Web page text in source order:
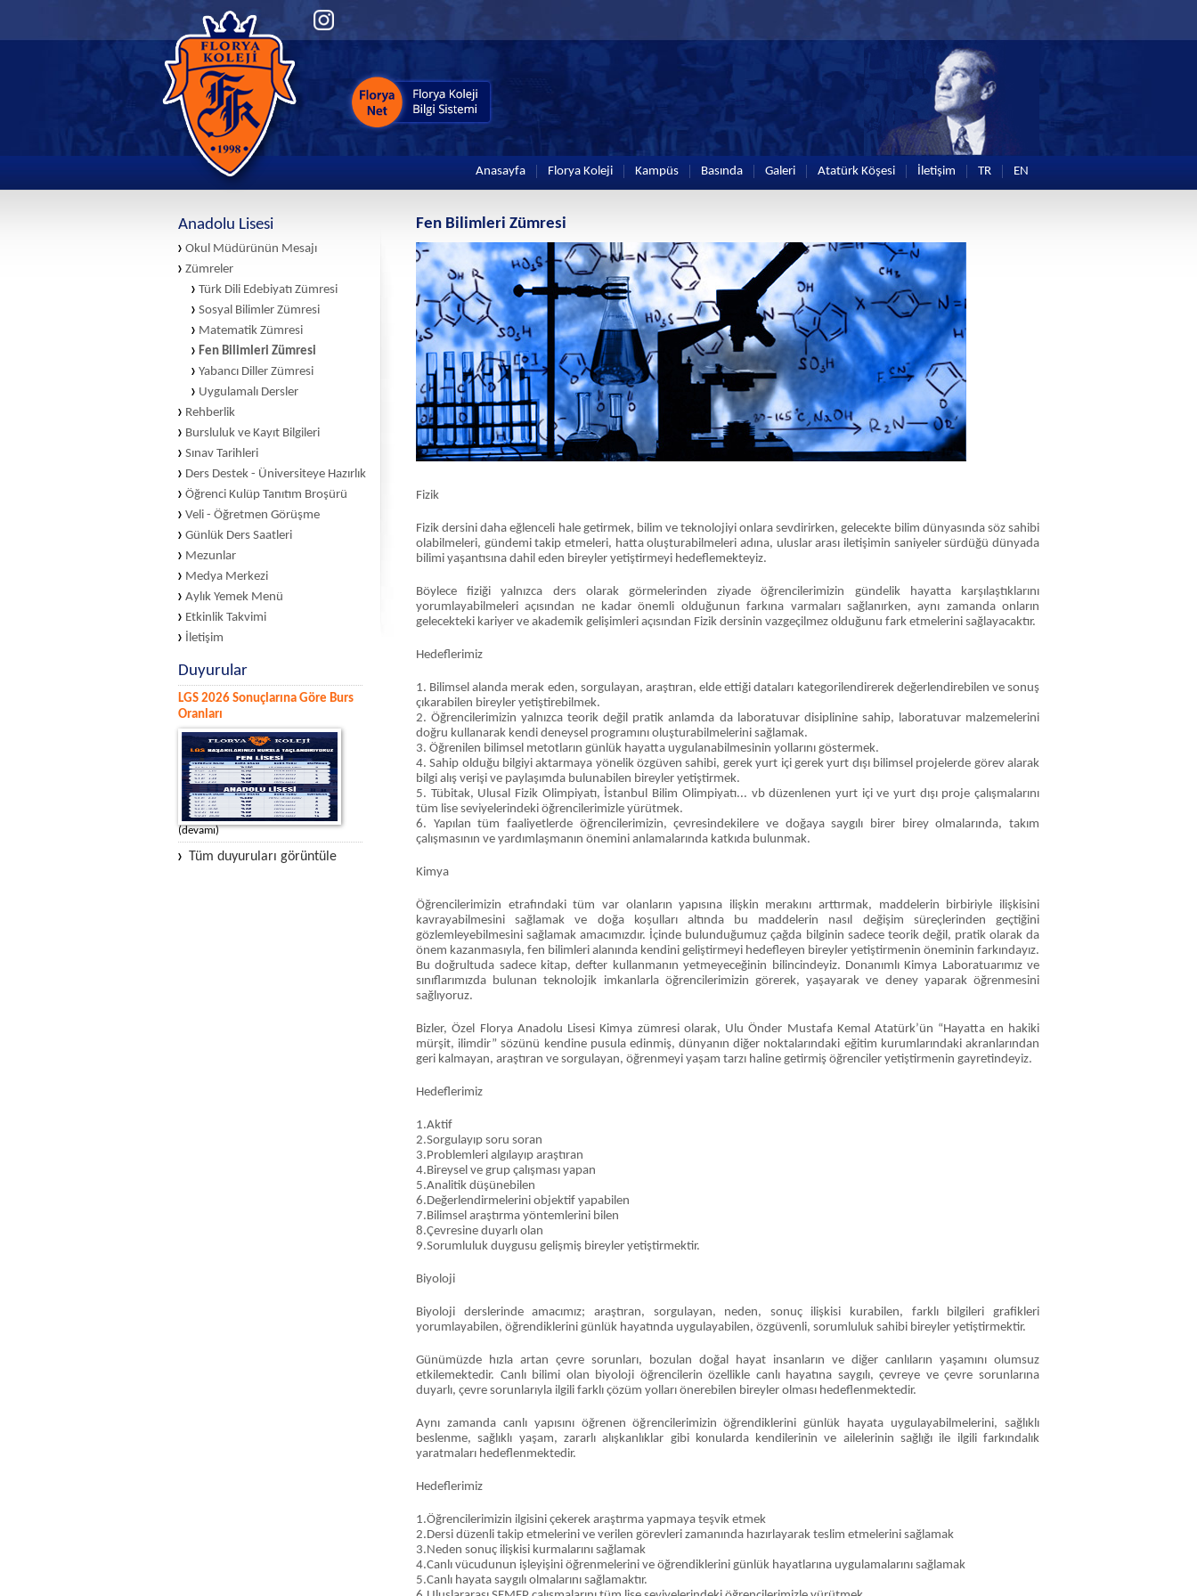
Anasayfa Florya Koleji Kampüs Basında Galeri Atatürk Köşesi İletişim TR EN
Anadolu Lisesi
Okul Müdürünün Mesajı
Zümreler
Türk Dili Edebiyatı Zümresi
Sosyal Bilimler Zümresi
Matematik Zümresi
Fen Bilimleri Zümresi
Yabancı Diller Zümresi
Uygulamalı Dersler
Rehberlik
Bursluluk ve Kayıt Bilgileri
Sınav Tarihleri
Ders Destek - Üniversiteye Hazırlık
Öğrenci Kulüp Tanıtım Broşürü
Veli - Öğretmen Görüşme
Günlük Ders Saatleri
Mezunlar
Medya Merkezi
Aylık Yemek Menü
Etkinlik Takvimi
İletişim
Duyurular
LGS 2026 Sonuçlarına Göre Burs
Oranları
(devamı)
Tüm duyuruları görüntüle
Fen Bilimleri Zümresi
Fizik
Fizik dersini daha eğlenceli hale getirmek, bilim ve teknolojiyi onlara sevdirirken, gelecekte bilim dünyasında söz sahibi
olabilmeleri, gündemi takip etmeleri, hatta oluşturabilmeleri adına, uluslar arası iletişimin saniyeler sürdüğü dünyada
bilimi yaşantısına dahil eden bireyler yetiştirmeyi hedeflemekteyiz.
Böylece fiziği yalnızca ders olarak görmelerinden ziyade öğrencilerimizin gündelik hayatta karşılaştıklarını
yorumlayabilmeleri açısından ne kadar önemli olduğunun farkına varmaları sağlanırken, aynı zamanda onların
gelecekteki kariyer ve akademik gelişimleri açısından Fizik dersinin vazgeçilmez olduğunu fark etmelerini sağlayacaktır.
Hedeflerimiz
1. Bilimsel alanda merak eden, sorgulayan, araştıran, elde ettiği dataları kategorilendirerek değerlendirebilen ve sonuş
çıkarabilen bireyler yetiştirebilmek.
2. Öğrencilerimizin yalnızca teorik değil pratik anlamda da laboratuvar disiplinine sahip, laboratuvar malzemelerini
doğru kullanarak kendi deneysel programını oluşturabilmelerini sağlamak.
3. Öğrenilen bilimsel metotların günlük hayatta uygulanabilmesinin yollarını göstermek.
4. Sahip olduğu bilgiyi aktarmaya yönelik özgüven sahibi, gerek yurt içi gerek yurt dışı bilimsel projelerde görev alarak
bilgi alış verişi ve paylaşımda bulunabilen bireyler yetiştirmek.
5. Tübitak, Ulusal Fizik Olimpiyatı, İstanbul Bilim Olimpiyatı... vb düzenlenen yurt içi ve yurt dışı proje çalışmalarını
tüm lise seviyelerindeki öğrencilerimizle yürütmek.
6. Yapılan tüm faaliyetlerde öğrencilerimizin, çevresindekilere ve doğaya saygılı birer birey olmalarında, takım
çalışmasının ve yardımlaşmanın önemini anlamalarında katkıda bulunmak.
Kimya
Öğrencilerimizin etrafındaki tüm var olanların yapısına ilişkin merakını arttırmak, maddelerin birbiriyle ilişkisini
kavrayabilmesini sağlamak ve doğa koşulları altında bu maddelerin nasıl değişim süreçlerinden geçtiğini
gözlemleyebilmesini sağlamak amacımızdır. İçinde bulunduğumuz çağda bilginin sadece teorik değil, pratik olarak da
önem kazanmasıyla, fen bilimleri alanında kendini geliştirmeyi hedefleyen bireyler yetiştirmenin öneminin farkındayız.
Bu doğrultuda sadece kitap, defter kullanmanın yetmeyeceğinin bilincindeyiz. Donanımlı Kimya Laboratuarımız ve
sınıflarımızda bulunan teknolojik imkanlarla öğrencilerimizin görerek, yaşayarak ve deney yaparak öğrenmesini
sağlıyoruz.
Bizler, Özel Florya Anadolu Lisesi Kimya zümresi olarak, Ulu Önder Mustafa Kemal Atatürk’ün “Hayatta en hakiki
mürşit, ilimdir” sözünü kendine pusula edinmiş, dünyanın diğer noktalarındaki eğitim kurumlarındaki akranlarından
geri kalmayan, araştıran ve sorgulayan, öğrenmeyi yaşam tarzı haline getirmiş öğrenciler yetiştirmenin gayretindeyiz.
Hedeflerimiz
1.Aktif
2.Sorgulayıp soru soran
3.Problemleri algılayıp araştıran
4.Bireysel ve grup çalışması yapan
5.Analitik düşünebilen
6.Değerlendirmelerini objektif yapabilen
7.Bilimsel araştırma yöntemlerini bilen
8.Çevresine duyarlı olan
9.Sorumluluk duygusu gelişmiş bireyler yetiştirmektir.
Biyoloji
Biyoloji derslerinde amacımız; araştıran, sorgulayan, neden, sonuç ilişkisi kurabilen, farklı bilgileri grafikleri
yorumlayabilen, öğrendiklerini günlük hayatında uygulayabilen, özgüvenli, sorumluluk sahibi bireyler yetiştirmektir.
Günümüzde hızla artan çevre sorunları, bozulan doğal hayat insanların ve diğer canlıların yaşamını olumsuz
etkilemektedir. Canlı bilimi olan biyoloji öğrencilerin özellikle canlı hayatına saygılı, çevreye ve çevre sorunlarına
duyarlı, çevre sorunlarıyla ilgili farklı çözüm yolları önerebilen bireyler olması hedeflenmektedir.
Aynı zamanda canlı yapısını öğrenen öğrencilerimizin öğrendiklerini günlük hayata uygulayabilmelerini, sağlıklı
beslenme, sağlıklı yaşam, zararlı alışkanlıklar gibi konularda kendilerinin ve ailelerinin sağlığı ile ilgili farkındalık
yaratmaları hedeflenmektedir.
Hedeflerimiz
1.Öğrencilerimizin ilgisini çekerek araştırma yapmaya teşvik etmek
2.Dersi düzenli takip etmelerini ve verilen görevleri zamanında hazırlayarak teslim etmelerini sağlamak
3.Neden sonuç ilişkisi kurmalarını sağlamak
4.Canlı vücudunun işleyişini öğrenmelerini ve öğrendiklerini günlük hayatlarına uygulamalarını sağlamak
5.Canlı hayata saygılı olmalarını sağlamaktır.